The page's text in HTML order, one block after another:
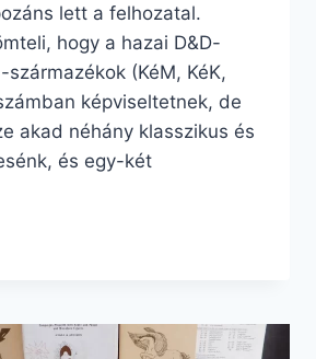
lett a felhozatal.
hogy a hazai D&D-
(KéM, KéK,
képviseltetnek, de
akad néhány klasszikus és
és egy-két